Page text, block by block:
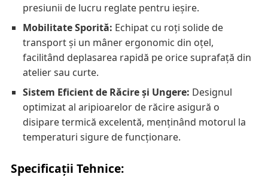
presiunii de lucru reglate pentru ieșire.
Mobilitate Sporită: Echipat cu roți solide de
transport și un mâner ergonomic din oțel,
facilitând deplasarea rapidă pe orice suprafață din
atelier sau curte.
Sistem Eficient de Răcire și Ungere: Designul
optimizat al aripioarelor de răcire asigură o
disipare termică excelentă, menținând motorul la
temperaturi sigure de funcționare.
Specificații Tehnice: